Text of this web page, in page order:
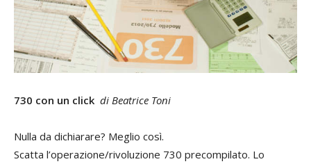
730 con un click di Beatrice Toni
Nulla da dichiarare? Meglio così.
Scatta l’operazione/rivoluzione 730 precompilato. Lo